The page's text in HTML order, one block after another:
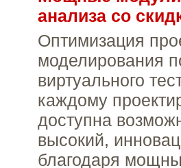
анализа со
Оптимизация
моделирования
виртуального
каждому
доступна
высокий,
благодаря